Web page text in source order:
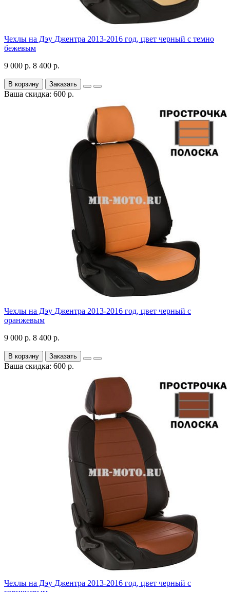
Чехлы на Дэу Джентра 2013-2016 год, цвет черный с темно
бежевым
9 000 р. 8 400 р.
В корзину Заказать
Ваша скидка: 600 р.
Чехлы на Дэу Джентра 2013-2016 год, цвет черный с
оранжевым
9 000 р. 8 400 р.
В корзину Заказать
Ваша скидка: 600 р.
Чехлы на Дэу Джентра 2013-2016 год, цвет черный с